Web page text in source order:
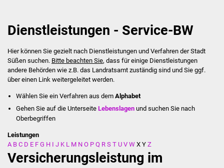
Ausschüsse
Ratsinformationssystem
Jugendbeirat
Summerrockfestival
Stadtverwaltung
Dienstleistungen - Service-BW
Hier können Sie gezielt nach Dienstleistungen und Verfahren der Stadt
Süßen suchen. Bitte beachten Sie, dass für einige Dienstleistungen
andere Behörden wie z.B. das Landratsamt zuständig sind und Sie ggf.
über einen Link weitergeleitet werden.
Wählen Sie ein Verfahren aus dem Alphabet
Gehen Sie auf die UnterseiteLebenslagen und suchen Sie nach
Oberbegriffen
Leistungen
A B C D E F G H I J K L M N O P Q R S T U V W X Y Z
Versicherungsleistung im